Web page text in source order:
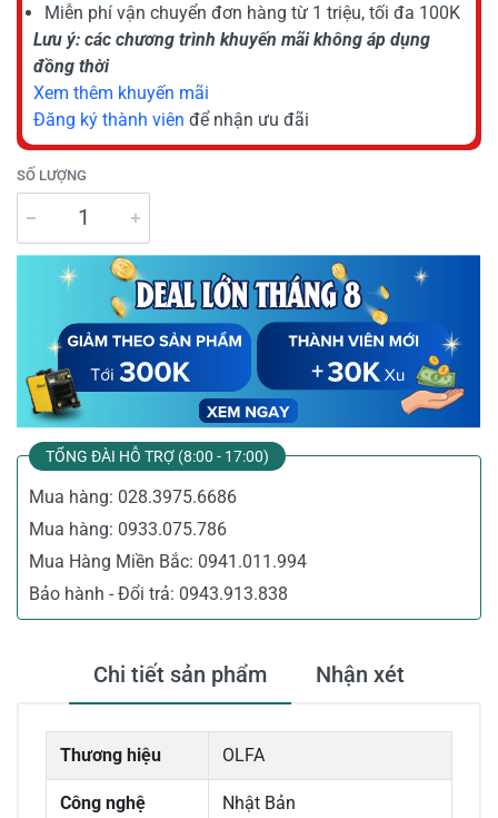
Miễn phí vận chuyển đơn hàng từ 1 triệu, tối đa 100K
Lưu ý: các chương trình khuyến mãi không áp dụng
đồng thời
Xem thêm khuyến mãi
Đăng ký thành viên để nhận ưu đãi
SỐ LƯỢNG
TỔNG ĐÀI HỖ TRỢ (8:00 - 17:00)
Mua hàng: 028.3975.6686
Mua hàng: 0933.075.786
Mua Hàng Miền Bắc: 0941.011.994
Bảo hành - Đổi trả: 0943.913.838
Chi tiết sản phẩm Nhận xét
Thương hiệu OLFA
Công nghệ Nhật Bản